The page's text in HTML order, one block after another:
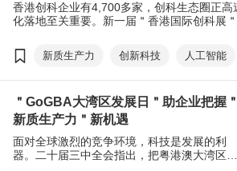
香港创科企业有4,700多家，创科生态圈正
化落地至关重要。新一届＂香港国际创科展
安全等创新科技领域，展示本地创科实力，
作，推动科研成果转化落地。
新质生产力 创新科技 人工智能
＂GoGBA大湾区发展日＂助企业把握＂
新质生产力＂新机遇
面对全球激烈的竞争环境，科技是发展的利
器。二十届三中全会指出，把粤港澳大湾区